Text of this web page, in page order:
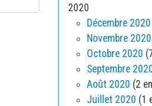
2020
Décembre 2020
Novembre 2020
Octobre 2020
Septembre
Août 2020 (2
Juillet 2020 (1